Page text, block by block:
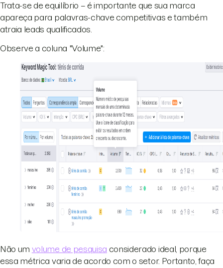
Trata-se de equilíbrio – é importante que sua marca
apareça para palavras-chave competitivas e também
atraia leads qualificados.
Observe a coluna "Volume":
Não um volume de pesquisa considerado ideal, porque
essa métrica varia de acordo com o setor. Portanto, faça